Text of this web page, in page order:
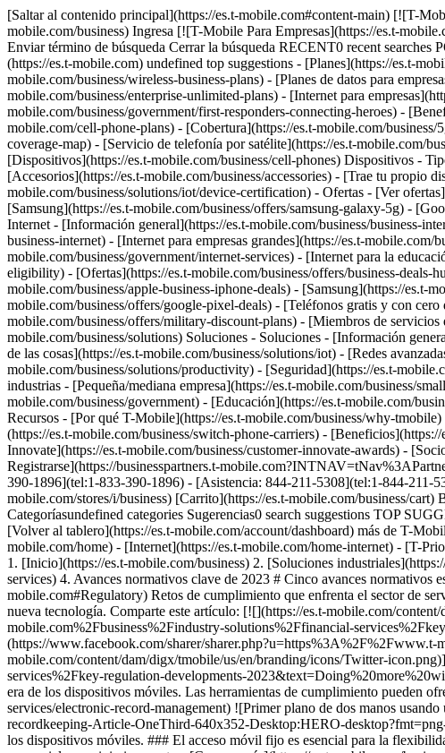
[Saltar al contenido principal](https://es.t-mobile.com#content-main) [![T-
mobile.com/business) Ingresa [![T-Mobile Para Empresas](https://es.t-
Enviar término de búsqueda Cerrar la búsqueda RECENT0 recent
(https://es.t-mobile.com) undefined top suggestions - [Planes](https://es.t-
mobile.com/business/wireless-business-plans) - [Planes de datos para
mobile.com/business/enterprise-unlimited-plans) - [Internet para
mobile.com/business/government/first-responders-connecting-heroes) -
mobile.com/cell-phone-plans) - [Cobertura](https://es.t-mobile.com/
coverage-map) - [Servicio de telefonía por satélite](https://es.t-mobile.com/
[Dispositivos](https://es.t-mobile.com/business/cell-phones) Dispositivos -
[Accesorios](https://es.t-mobile.com/business/accessories) - [Trae tu propio
mobile.com/business/solutions/iot/device-certification) - Ofertas - [Ver
[Samsung](https://es.t-mobile.com/business/offers/samsung-galaxy-5g) -
Internet - [Información general](https://es.t-mobile.com/business/business-
business-internet) - [Internet para empresas grandes](https://es.t-
mobile.com/business/government/internet-services) - [Internet para la
eligibility) - [Ofertas](https://es.t-mobile.com/business/offers/business-deals-
mobile.com/business/apple-business-iphone-deals) - [Samsung](https://
mobile.com/business/offers/google-pixel-deals) - [Teléfonos gratis y con
mobile.com/business/offers/military-discount-plans) - [Miembros de
mobile.com/business/solutions) Soluciones - Soluciones - [Información
de las cosas](https://es.t-mobile.com/business/solutions/iot) - [Redes
mobile.com/business/solutions/productivity) - [Seguridad](https://es.t-
industrias - [Pequeña/mediana empresa](https://es.t-mobile.com/business/
mobile.com/business/government) - [Educación](https://es.t-mobile.com/
Recursos - [Por qué T-Mobile](https://es.t-mobile.com/business/why-
(https://es.t-mobile.com/business/switch-phone-carriers) -
Innovate](https://es.t-mobile.com/business/customer-innovate-awards) -
Registrarse](https://businesspartners.t-
390-1896](tel:1-833-390-1896) - [Asistencia: 844-211-5308](tel:1-844-211-
mobile.com/stores/i/business) [Carrito](https://es.t-mobile.com/business/
Categoríasundefined categories Sugerencias0 search suggestions TOP
[Volver al tablero](https://es.t-mobile.com/account/dashboard) más de T-
mobile.com/home) - [Internet](https://es.t-mobile.com/home-internet) - [T-